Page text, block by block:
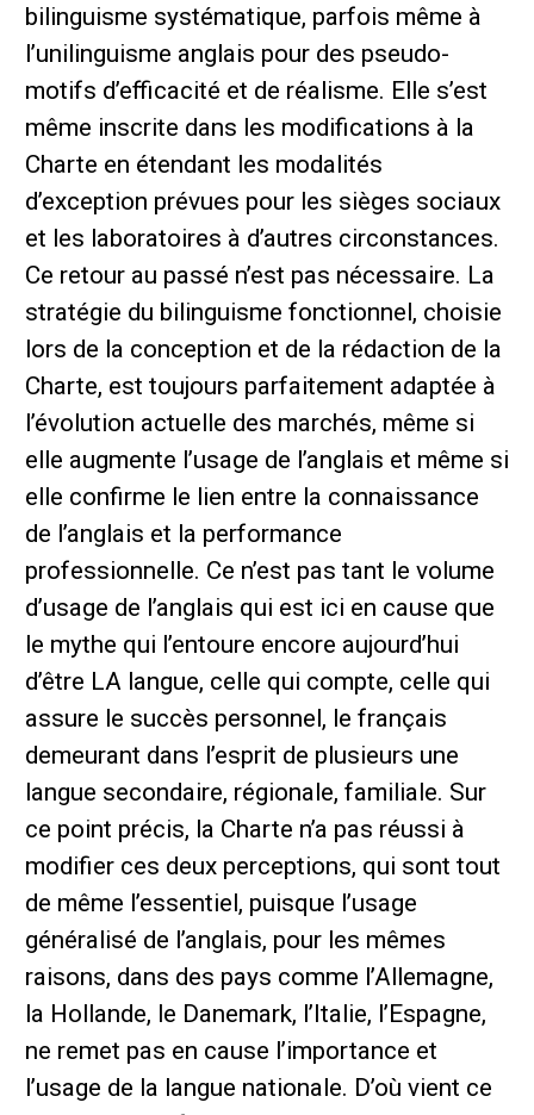
bilinguisme systématique, parfois même à
l’unilinguisme anglais pour des pseudo-
motifs d’efficacité et de réalisme. Elle s’est
même inscrite dans les modifications à la
Charte en étendant les modalités
d’exception prévues pour les sièges sociaux
et les laboratoires à d’autres circonstances.
Ce retour au passé n’est pas nécessaire. La
stratégie du bilinguisme fonctionnel, choisie
lors de la conception et de la rédaction de la
Charte, est toujours parfaitement adaptée à
l’évolution actuelle des marchés, même si
elle augmente l’usage de l’anglais et même si
elle confirme le lien entre la connaissance
de l’anglais et la performance
professionnelle. Ce n’est pas tant le volume
d’usage de l’anglais qui est ici en cause que
le mythe qui l’entoure encore aujourd’hui
d’être LA langue, celle qui compte, celle qui
assure le succès personnel, le français
demeurant dans l’esprit de plusieurs une
langue secondaire, régionale, familiale. Sur
ce point précis, la Charte n’a pas réussi à
modifier ces deux perceptions, qui sont tout
de même l’essentiel, puisque l’usage
généralisé de l’anglais, pour les mêmes
raisons, dans des pays comme l’Allemagne,
la Hollande, le Danemark, l’Italie, l’Espagne,
ne remet pas en cause l’importance et
l’usage de la langue nationale. D’où vient ce